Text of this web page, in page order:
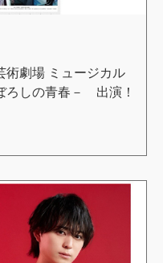
術劇場 ミュージカル
ろしの青春－ 出演！